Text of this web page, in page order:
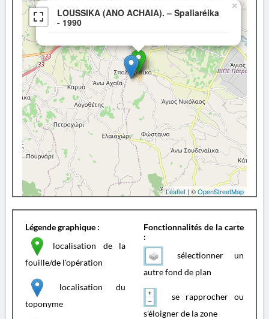
LOUSSIKA (ANO ACHAIA). – Spaliaréika
- 1990
×
Leaflet | ©OpenStreetMap
Légende graphique :
localisation de la
fouille/de l'opération
localisation du
toponyme
Fonctionnalités de la carte
:
sélectionner un
autre fond de plan
se rapprocher ou
s'éloigner de la zone